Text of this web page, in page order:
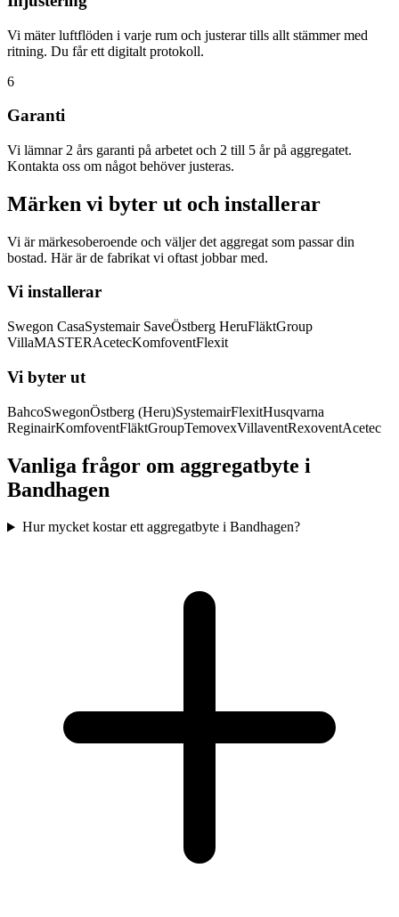
Vi mäter luftflöden i varje rum och justerar tills allt stämmer med
ritning. Du får ett digitalt protokoll.
6
Garanti
Vi lämnar 2 års garanti på arbetet och 2 till 5 år på aggregatet.
Kontakta oss om något behöver justeras.
Märken vi byter ut och installerar
Vi är märkesoberoende och väljer det aggregat som passar din
bostad. Här är de fabrikat vi oftast jobbar med.
Vi installerar
Swegon CasaSystemair SaveÖstberg HeruFläktGroup
VillaMASTERAcetecKomfoventFlexit
Vi byter ut
BahcoSwegonÖstberg (Heru)SystemairFlexitHusqvarna
ReginairKomfoventFläktGroupTemovexVillaventRexoventAcetec
Vanliga frågor om aggregatbyte i
Bandhagen
Hur mycket kostar ett aggregatbyte i Bandhagen?